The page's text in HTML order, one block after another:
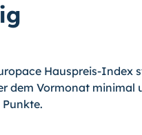
Hauspreis-Index
dem Vormo­nat minimal
Punkte.